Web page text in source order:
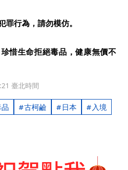
行為，請勿模仿。
惜生命拒絕毒品，健康無價不
臺北時間
古柯鹼 日本
入境